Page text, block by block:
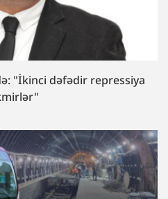
"İkinci dəfədir repressiya